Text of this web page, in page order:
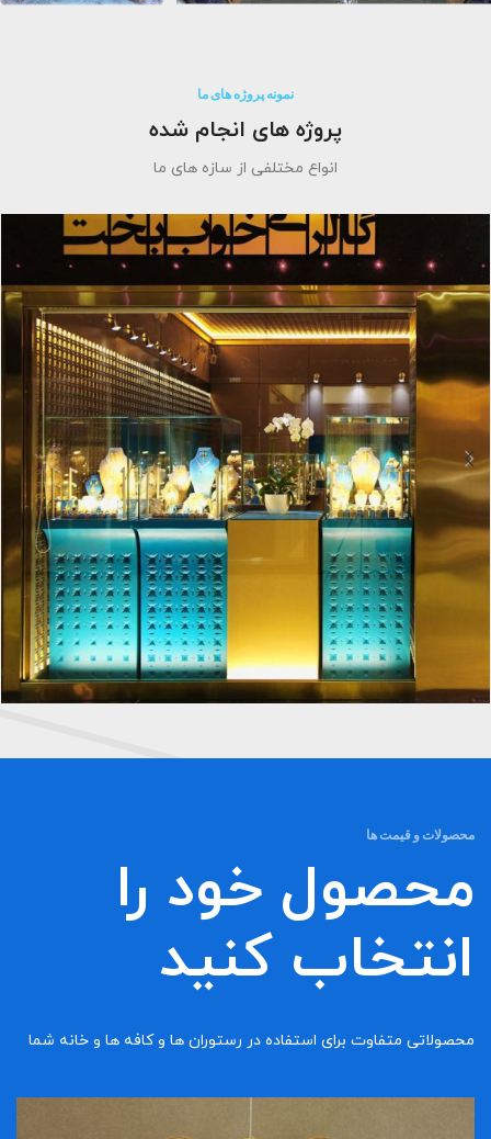
نمونه پروژه های ما
پروژه های انجام شده
انواع مختلفی از سازه های ما
محصولات و قیمت ها
محصول خود را
انتخاب کنید
محصولاتی متفاوت برای استفاده در رستوران ها و کافه ها و خانه شما